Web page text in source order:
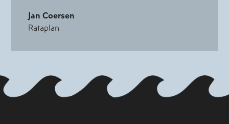
Jan Coersen
Rataplan